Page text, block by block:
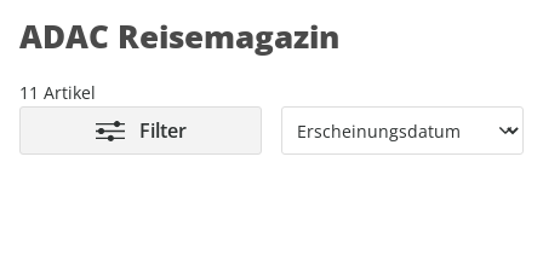
ADAC Reisemagazin
11 Artikel
Filter